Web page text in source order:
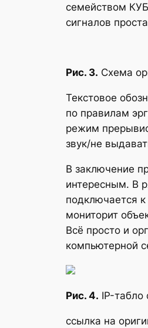
семейством
сигналов
Рис. 3. Схема
Текстовое
по правилам
режим
звук/не
В заключение
интересным. В
подключается
мониторит
Всё просто и
компьютерной
Рис. 4. IP-табло
ссылка на